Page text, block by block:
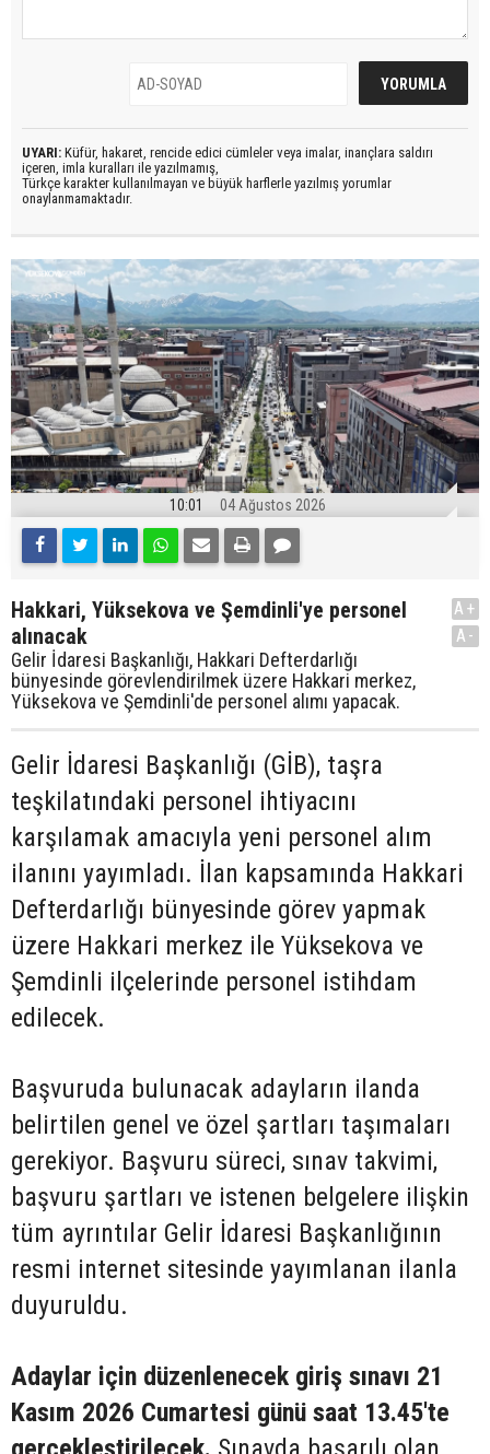
UYARI: Küfür, hakaret, rencide edici cümleler veya imalar, inançlara saldırı
içeren, imla kuralları ile yazılmamış,
Türkçe karakter kullanılmayan ve büyük harflerle yazılmış yorumlar
onaylanmamaktadır.
10:01 04 Ağustos 2026
Hakkari, Yüksekova ve Şemdinli'ye personel
alınacak
Gelir İdaresi Başkanlığı, Hakkari Defterdarlığı
bünyesinde görevlendirilmek üzere Hakkari merkez,
Yüksekova ve Şemdinli'de personel alımı yapacak.
A+
A-
Gelir İdaresi Başkanlığı (GİB), taşra
teşkilatındaki personel ihtiyacını
karşılamak amacıyla yeni personel alım
ilanını yayımladı. İlan kapsamında Hakkari
Defterdarlığı bünyesinde görev yapmak
üzere Hakkari merkez ile Yüksekova ve
Şemdinli ilçelerinde personel istihdam
edilecek.
Başvuruda bulunacak adayların ilanda
belirtilen genel ve özel şartları taşımaları
gerekiyor. Başvuru süreci, sınav takvimi,
başvuru şartları ve istenen belgelere ilişkin
tüm ayrıntılar Gelir İdaresi Başkanlığının
resmi internet sitesinde yayımlanan ilanla
duyuruldu.
Adaylar için düzenlenecek giriş sınavı 21
Kasım 2026 Cumartesi günü saat 13.45'te